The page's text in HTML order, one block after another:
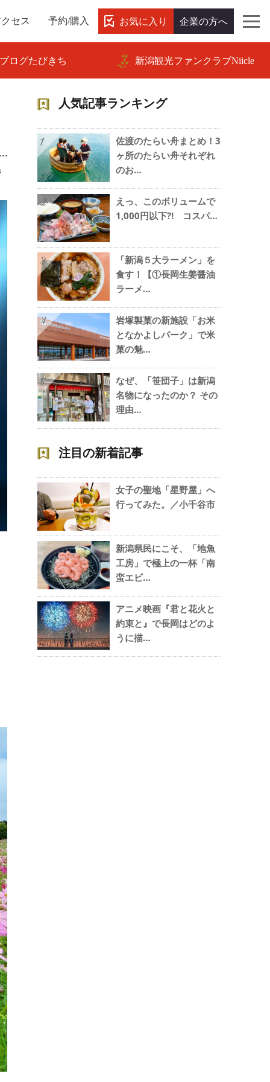
セス 予約/購入 お気に入り 企業の方へ
ログたびきち 新潟観光ファンクラブNiicle
人気記事ランキング
1
佐渡のたらい舟まとめ！3
ヶ所のたらい舟それぞれ
のお…
2
えっ、このボリュームで
1,000円以下?! コスパ…
3
「新潟５大ラーメン」を
食す！【①長岡生姜醤油
ラーメ…
4
岩塚製菓の新施設「お米
となかよしパーク」で米
菓の魅…
5
なぜ、「笹団子」は新潟
名物になったのか？ その
理由…
注目の新着記事
女子の聖地「星野屋」へ
行ってみた。／小千谷市
新潟県民にこそ、「地魚
工房」で極上の一杯「南
蛮エビ…
アニメ映画『君と花火と
約束と』で長岡はどのよ
うに描…